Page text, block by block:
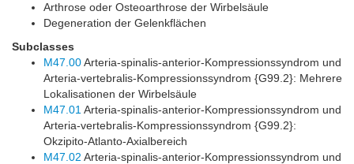
Arthrose oder Osteoarthrose der Wirbelsäule
Degeneration der Gelenkflächen
Subclasses
M47.00Arteria-spinalis-anterior-Kompressionssyndrom und
Arteria-vertebralis-Kompressionssyndrom {G99.2}: Mehrere
Lokalisationen der Wirbelsäule
M47.01 Arteria-spinalis-anterior-Kompressionssyndrom und
Arteria-vertebralis-Kompressionssyndrom {G99.2}:
Okzipito-Atlanto-Axialbereich
M47.02 Arteria-spinalis-anterior-Kompressionssyndrom und